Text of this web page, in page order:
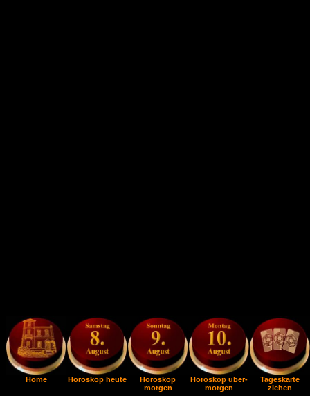
Home Horoskop heute
Horoskop
morgen
Horoskop über-
morgen
Tageskarte
ziehen